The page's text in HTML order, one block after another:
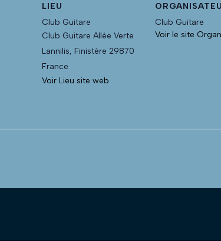
LIEU
Club Guitare
Club Guitare Allée Verte
Lannilis, Finistère 29870
France
Voir Lieu site web
Club Guitare
Voir le site